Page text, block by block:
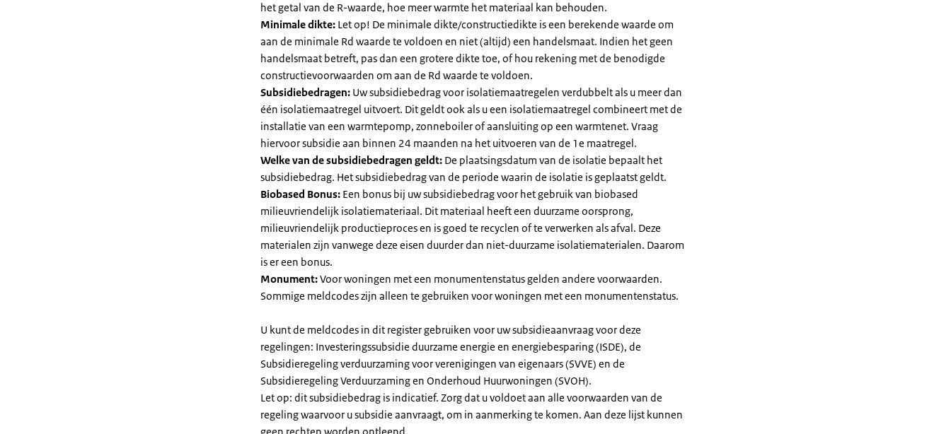
het getal van de R-waarde, hoe meer warmte het materiaal kan behouden.
Minimale dikte: Let op! De minimale dikte/constructiedikte is een berekende waarde om
aan de minimale Rd waarde te voldoen en niet (altijd) een handelsmaat. Indien het geen
handelsmaat betreft, pas dan een grotere dikte toe, of hou rekening met de benodigde
constructievoorwaarden om aan de Rd waarde te voldoen.
Subsidiebedragen: Uw subsidiebedrag voor isolatiemaatregelen verdubbelt als u meer dan
één isolatiemaatregel uitvoert. Dit geldt ook als u een isolatiemaatregel combineert met de
installatie van een warmtepomp, zonneboiler of aansluiting op een warmtenet. Vraag
hiervoor subsidie aan binnen 24 maanden na het uitvoeren van de 1e maatregel.
Welke van de subsidiebedragen geldt: De plaatsingsdatum van de isolatie bepaalt het
subsidiebedrag. Het subsidiebedrag van de periode waarin de isolatie is geplaatst geldt.
Biobased Bonus: Een bonus bij uw subsidiebedrag voor het gebruik van biobased
milieuvriendelijk isolatiemateriaal. Dit materiaal heeft een duurzame oorsprong,
milieuvriendelijk productieproces en is goed te recyclen of te verwerken als afval. Deze
materialen zijn vanwege deze eisen duurder dan niet-duurzame isolatiematerialen. Daarom
is er een bonus.
Monument:Voor woningen met een monumentenstatus gelden andere voorwaarden.
Sommige meldcodes zijn alleen te gebruiken voor woningen met een monumentenstatus.
U kunt de meldcodes in dit register gebruiken voor uw subsidieaanvraag voor deze
regelingen: Investeringssubsidie duurzame energie en energiebesparing (ISDE), de
Subsidieregeling verduurzaming voor verenigingen van eigenaars (SVVE) en de
Subsidieregeling Verduurzaming en Onderhoud Huurwoningen (SVOH).
Let op: dit subsidiebedrag is indicatief. Zorg dat u voldoet aan alle voorwaarden van de
regeling waarvoor u subsidie aanvraagt, om in aanmerking te komen. Aan deze lijst kunnen